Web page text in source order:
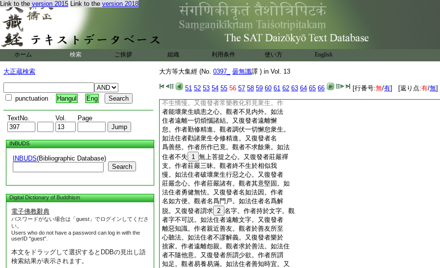
Link to the version 2015 Link to the version 2018
ホーム 検索 ご挨拶 組織 利用条件 使い方 English
大正蔵検索
punctuation Hangul Eng
TextNo. Vol. Page
INBUDS
INBUDS(Bibliographic Database)
Search
Digital Dictionary of Buddhism
電子佛教辭典
パスワードがない場合は「guest」でログインしてくださ
い。
Users who do not have a password can log in with the
userID "guest".
本文をドラッグして選択するとDDBの見出し語
検索結果が表示されます。
大方等大集經 (No. 0397_ 曇無讖譯 ) in Vol. 13
51 52 53 54 55 56 57 58 59 60 61 62 63 64 65 66 [行番号:無/有] [返り点:有/無]
者能一切施。觀者爲衆生施迴向菩提。如法
住者不求施果。又復發者求 10
覓受人。作者見
來求者生慈愍心。觀者觀財無常。如法住者
不求果報。又復發者如法求財。作者求於淨
命。觀者於不堅物修於堅法。如法住者一切
捨時不生憍慢。又復發者離諸惡戒。作者至
心受持諸淨禁戒。觀者至心調伏毀禁之人。
如法住者淨持禁戒不生憍慢。又復發者淨
於口業。作者淨於身業。觀者淨於意業。如法
住者修集善法。又復發者遠離瞋心。作者修
不生憍慢。又復發者常樂教化邪見衆生。作
者能壞衆生瞋恚之心。觀者不見内外。如法
住者遠離一切煩惱諸結。又復發者遠離懈
怠。作者勤修精進。觀者調伏一切懈怠衆生。
如法住者勸諸衆生令修精進。又復發者名
爲善慈。作者所作已竟。觀者不求餘乘。如法
住者不失
1 無上菩提之心。又復發者莊嚴禪
支。作者莊嚴三昧。觀者終不生於相似我
慢。如法住者破壞衆生行惡之心。又復發者
莊嚴念心。作者莊嚴諸有。觀者其意堅固。如
法住者勇健無怯。又復發者名如法因。作者
名如方便。觀者名爲門戸。如法住者名爲解
脱。又復發者謂求 2 名字。作者持於文字。觀
者字不可説。如法住者遠離文字。又復發者
離惡知識。作者親近善友。觀者於善友所至
心聽法。如法住者不謬解義。又復發者樂於
捨家。作者遠離怨親。觀者求於善法。如法住
者不隨他意。又復發者所謂少欲。作者所謂
知足。觀者易養易滿。如法住者善知時宜。又